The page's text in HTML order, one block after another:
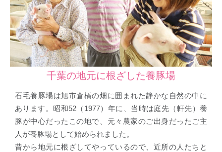
千葉の地元に根ざした養豚場
石毛養豚場は旭市倉橋の畑に囲まれた静かな自然の中に
あります。昭和52（1977）年に、当時は庭先（軒先）養
豚が中心だったこの地で、元々農家のご出身だったご主
人が養豚場として始められました。
昔から地元に根ざしてやっているので、近所の人たちと